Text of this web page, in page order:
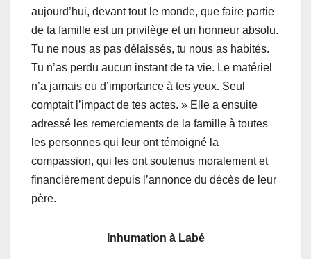
aujourd’hui, devant tout le monde, que faire partie
de ta famille est un privilège et un honneur absolu.
Tu ne nous as pas délaissés, tu nous as habités.
Tu n’as perdu aucun instant de ta vie. Le matériel
n’a jamais eu d’importance à tes yeux. Seul
comptait l’impact de tes actes. » Elle a ensuite
adressé les remerciements de la famille à toutes
les personnes qui leur ont témoigné la
compassion, qui les ont soutenus moralement et
financièrement depuis l’annonce du décès de leur
père.
Inhumation à Labé